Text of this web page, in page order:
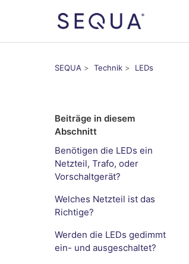
SEQUA Technik LEDs
Beiträge in diesem
Abschnitt
Benötigen die LEDs ein
Netzteil, Trafo, oder
Vorschaltgerät?
Welches Netzteil ist das
Richtige?
Werden die LEDs gedimmt
ein- und ausgeschaltet?